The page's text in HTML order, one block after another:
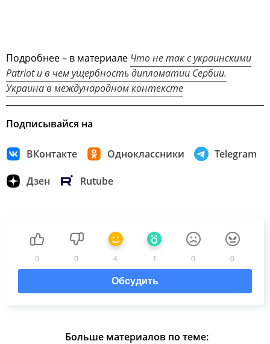
Подробнее – в материале Что не так с украинскими
Patriot и в чем ущербность дипломатии Сербии.
Украина в международном контексте
Подписывайся на
ВКонтакте Одноклассники Telegram
Дзен Rutube
0 0 4 1 0 0
Обсудить
Больше материалов по теме: